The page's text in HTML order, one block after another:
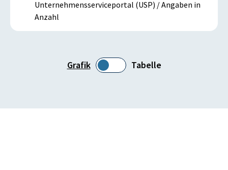
Grafik Tabelle
Unternehmensserviceportal (USP) / Angaben in
Anzahl